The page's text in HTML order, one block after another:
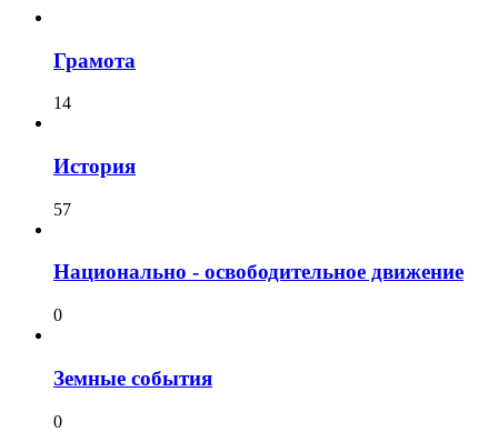
Грамота
14
История
57
Национально - освободительное движение
0
Земные события
0